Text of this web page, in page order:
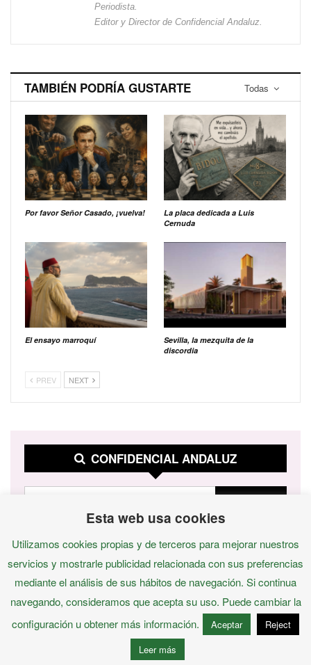
Periodista.
Editor y Director de Confidencial Andaluz.
Todas
TAMBIÉN PODRÍA GUSTARTE
Por favor Señor Casado, ¡vuelva!
La placa dedicada a Luis
Cernuda
El ensayo marroquí
Sevilla, la mezquita de la
discordia
PREV NEXT
CONFIDENCIAL ANDALUZ
© 2026 - Confidencial Andaluz
Esta web usa cookies
Utilizamos cookies propias y de terceros para mejorar nuestros
servicios y mostrarle publicidad relacionada con sus preferencias
mediante el análisis de sus hábitos de navegación. Si continua
navegando, consideramos que acepta su uso. Puede cambiar la
configuración u obtener más información.
Aceptar
Reject
Leer más